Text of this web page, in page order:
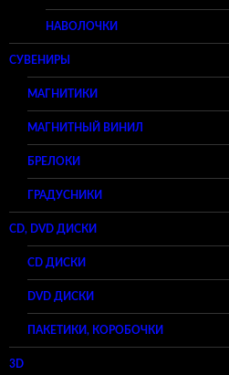
НАВОЛОЧКИ
СУВЕНИРЫ
МАГНИТИКИ
МАГНИТНЫЙ ВИНИЛ
БРЕЛОКИ
ГРАДУСНИКИ
CD, DVD ДИСКИ
CD ДИСКИ
DVD ДИСКИ
ПАКЕТИКИ, КОРОБОЧКИ
3D